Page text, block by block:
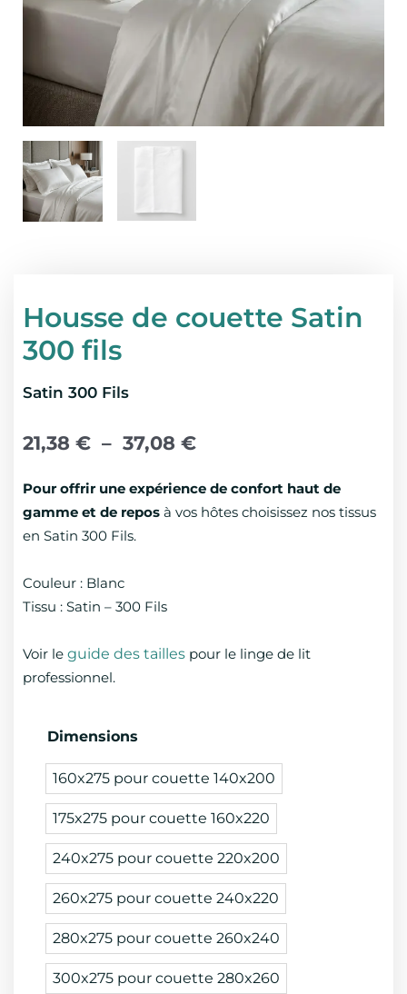
Housse de couette Satin
300 fils
Satin 300 Fils
21,38 € – 37,08 €de
21,38 €
à
Pour offrir une expérience de confort haut de
gamme et de repos à vos hôtes choisissez nos tissus
en Satin 300 Fils.
Couleur : Blanc
Tissu : Satin – 300 Fils
Voir le guide des tailles pour le linge de lit
professionnel.
Dimensions
160x275 pour couette 140x200
175x275 pour couette 160x220
240x275 pour couette 220x200
260x275 pour couette 240x220
280x275 pour couette 260x240
300x275 pour couette 280x260
quantité
Housse
de
couette
Satin
300
fils